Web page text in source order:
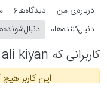
درباره‌‌ی من دیدگاه‌ها6
دنبال‌کننده‌ها0
کاربرانی که ali kiyan دنبال می‌کند
این کاربر